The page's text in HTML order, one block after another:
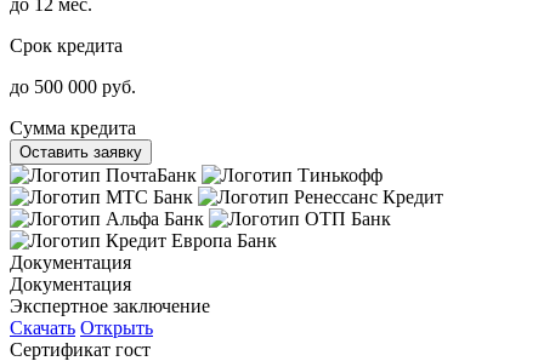
Срок кредита
до 500 000 руб.
Сумма кредита
Оставить заявку
Документация
Документация
Экспертное заключение
Скачать Открыть
Сертификат гост